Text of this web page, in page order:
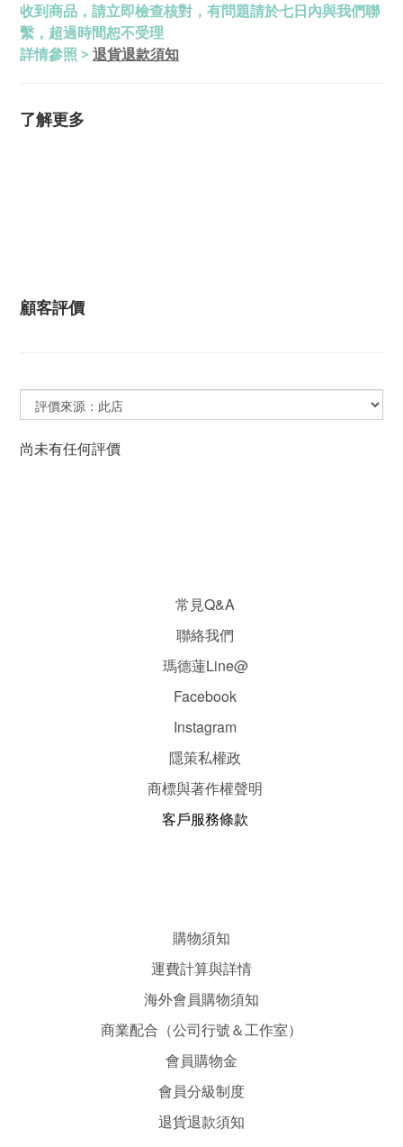
收到商品，請立即檢查核對，有問題請於七日內與我們聯
繫，超過時間恕不受理
詳情參照 >退貨退款須知
了解更多
顧客評價
尚未有任何評價
常見Q&A
聯絡我們
瑪德蓮Line@
Facebook
Instagram
隱策私權政
商標與著作權聲明
客戶服務條款
購物須知
運費計算與詳情
海外會員購物須知
商業配合（公司行號＆工作室）
會員購物金
會員分級制度
退貨退款須知